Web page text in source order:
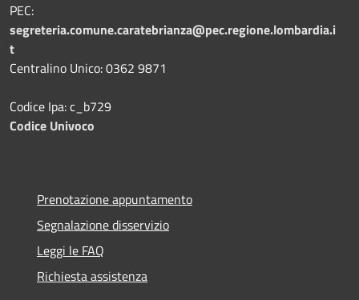
PEC:
segreteria.comune.caratebrianza@pec.regione.lombardia.i
t
Centralino Unico: 0362 9871
Codice Ipa: c_b729
Codice Univoco
Prenotazione appuntamento
Segnalazione disservizio
Leggi le FAQ
Richiesta assistenza